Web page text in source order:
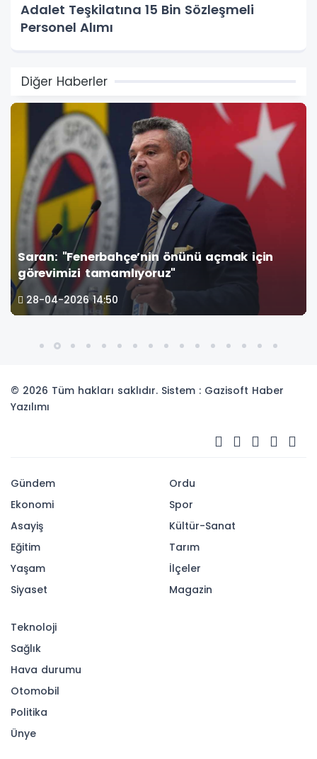
Adalet Teşkilatına 15 Bin Sözleşmeli
Personel Alımı
Diğer Haberler
Saran: "Fenerbahçe’nin önünü açmak için
görevimizi tamamlıyoruz"
28-04-2026 14:50
© 2026 Tüm hakları saklıdır. Sistem : Gazisoft Haber
Yazılımı
Gündem
Ekonomi
Asayiş
Eğitim
Yaşam
Siyaset
Ordu
Spor
Kültür-Sanat
Tarım
İlçeler
Magazin
Teknoloji
Sağlık
Hava durumu
Otomobil
Politika
Ünye